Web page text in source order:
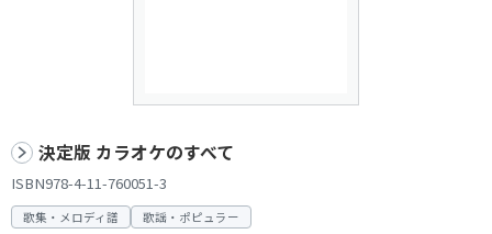
決定版 カラオケのすべて
ISBN978-4-11-760051-3
歌集・メロディ譜 歌謡・ポピュラー